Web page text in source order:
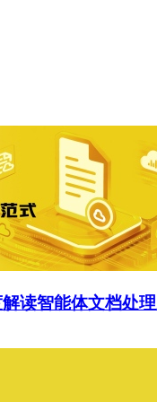
读智能体文档处